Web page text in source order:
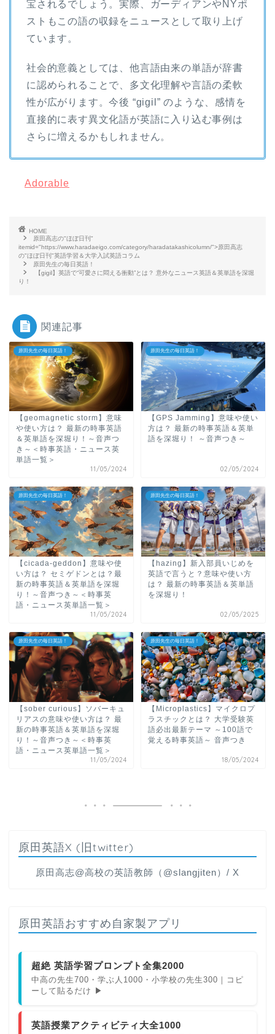
宝されるでしょう。実際、ガーディアンやNYポ
ストもこの語の収録をニュースとして取り上げ
ています。
社会的意義としては、他言語由来の単語が辞書
に認められることで、多文化理解や言語の柔軟
性が広がります。今後 “gigil” のような、感情を
直接的に表す異文化語が英語に入り込む事例は
さらに増えるかもしれません。
Adorable
HOME
原田高志の"ほぼ日刊"
itemid="https://www.haradaeigo.com/category/haradatakashicolumn/">原田高志
の"ほぼ日刊"英語学習＆大学入試英語コラム
原田先生の毎日英語！
【gigil】英語で“可愛さに悶える衝動”とは？ 意外なニュース英語＆英単語を深堀
り！
関連記事
原田先生の毎日英語！
【geomagnetic storm】意味
や使い方は？ 最新の時事英語
＆英単語を深堀り！～音声つ
き～＜時事英語・ニュース英
単語一覧＞
11/05/2024
原田先生の毎日英語！
【GPS Jamming】意味や使い
方は？ 最新の時事英語＆英単
語を深堀り！ ～音声つき～
02/05/2024
原田先生の毎日英語！
【cicada-geddon】意味や使
い方は？ セミゲドンとは？最
新の時事英語＆英単語を深堀
り！～音声つき～＜時事英
語・ニュース英単語一覧＞
11/05/2024
原田先生の毎日英語！
【hazing】新入部員いじめを
英語で言うと？意味や使い方
は？ 最新の時事英語＆英単語
を深堀り！
02/05/2025
原田先生の毎日英語！
【sober curious】ソバーキュ
リアスの意味や使い方は？ 最
新の時事英語＆英単語を深堀
り！～音声つき～＜時事英
語・ニュース英単語一覧＞
11/05/2024
原田先生の毎日英語！
【Microplastics】マイクロプ
ラスチックとは？ 大学受験英
語必出最新テーマ ～100語で
覚える時事英語～ 音声つき
18/05/2024
原田英語X (旧twitter)
原田高志@高校の英語教師（@slangjiten）/ X
原田英語おすすめ自家製アプリ
超絶 英語学習プロンプト全集2000
中高の先生700・学ぶ人1000・小学校の先生300｜コピ
ーして貼るだけ ▶
英語授業アクティビティ大全1000